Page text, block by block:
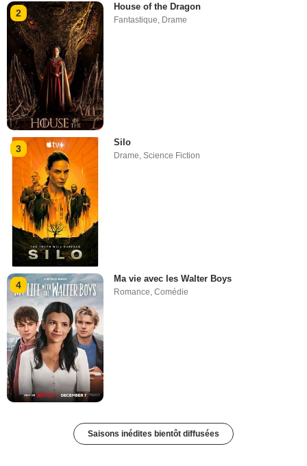
2
House of the Dragon
Fantastique, Drame
3
Silo
Drame,Science Fiction
4
Ma vie avec les Walter Boys
Romance ,Comédie
Saisons inédites bientôt diffusées